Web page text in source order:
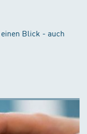
Blick - auch